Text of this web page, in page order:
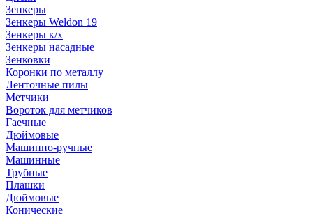
Зенкеры
Зенкеры Weldon 19
Зенкеры к/х
Зенкеры насадные
Зенковки
Коронки по металлу
Ленточные пилы
Метчики
Вороток для метчиков
Гаечные
Дюймовые
Машинно-ручные
Машинные
Трубные
Плашки
Дюймовые
Конические